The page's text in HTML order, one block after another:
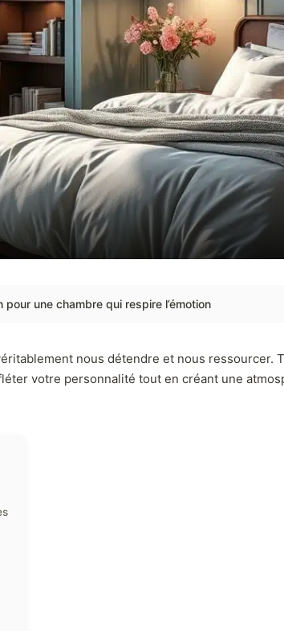
une chambre qui respire l’émotion
nous détendre et nous
votre personnalité tout en créant une